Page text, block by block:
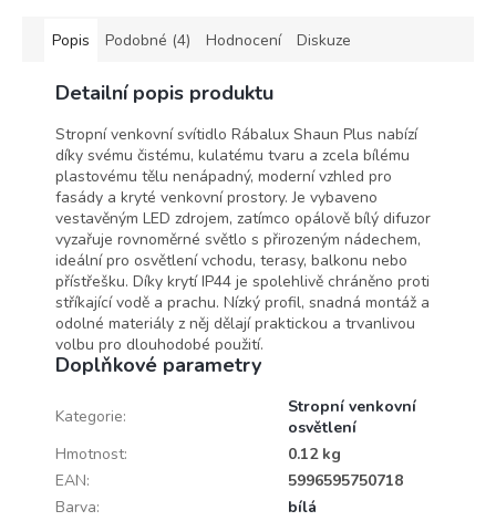
Popis Podobné (4) Hodnocení Diskuze
Detailní popis produktu
Stropní venkovní svítidlo Rábalux Shaun Plus nabízí
díky svému čistému, kulatému tvaru a zcela bílému
plastovému tělu nenápadný, moderní vzhled pro
fasády a kryté venkovní prostory. Je vybaveno
vestavěným LED zdrojem, zatímco opálově bílý difuzor
vyzařuje rovnoměrné světlo s přirozeným nádechem,
ideální pro osvětlení vchodu, terasy, balkonu nebo
přístřešku. Díky krytí IP44 je spolehlivě chráněno proti
stříkající vodě a prachu. Nízký profil, snadná montáž a
odolné materiály z něj dělají praktickou a trvanlivou
volbu pro dlouhodobé použití.
Doplňkové parametry
Kategorie:
Stropní venkovní
osvětlení
Hmotnost:
0.12 kg
EAN:
5996595750718
Barva:
bílá